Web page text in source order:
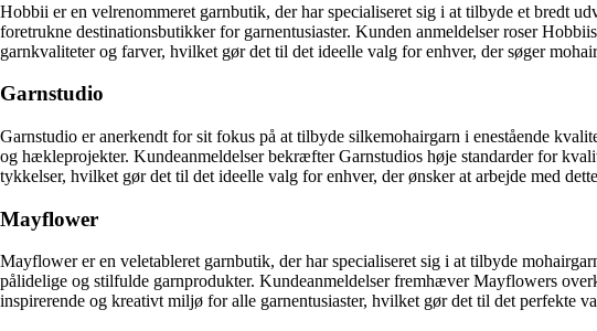
Hobbii er en velrenommeret garnbutik, der har specialiseret sig i at tilbyde et bredt
foretrukne destinationsbutikker for garnentusiaster. Kunden anmeldelser roser
garnkvaliteter og farver, hvilket gør det til det ideelle valg for enhver, der søger
Garnstudio
Garnstudio er anerkendt for sit fokus på at tilbyde silkemohairgarn i enestående
og hækleprojekter. Kundeanmeldelser bekræfter Garnstudios høje standarder for
tykkelser, hvilket gør det til det ideelle valg for enhver, der ønsker at arbejde med
Mayflower
Mayflower er en veletableret garnbutik, der har specialiseret sig i at tilbyde
pålidelige og stilfulde garnprodukter. Kundeanmeldelser fremhæver Mayflowers
inspirerende og kreativt miljø for alle garnentusiaster, hvilket gør det til det perfekte